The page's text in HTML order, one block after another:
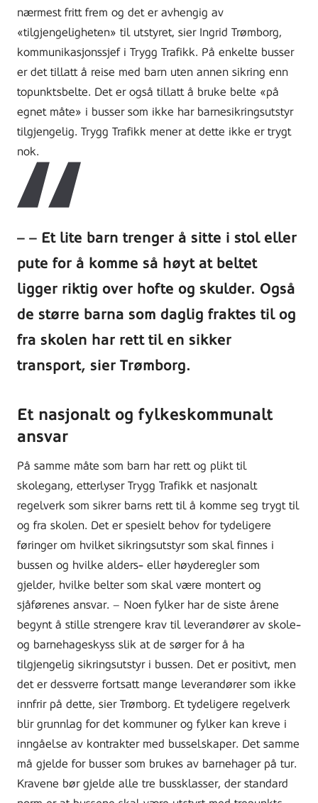
nærmest fritt frem og det er avhengig av
«tilgjengeligheten» til utstyret, sier Ingrid Trømborg,
kommunikasjonssjef i Trygg Trafikk. På enkelte busser
er det tillatt å reise med barn uten annen sikring enn
topunktsbelte. Det er også tillatt å bruke belte «på
egnet måte» i busser som ikke har barnesikringsutstyr
tilgjengelig. Trygg Trafikk mener at dette ikke er trygt
nok.
– Et lite barn trenger å sitte i stol eller
pute for å komme så høyt at beltet
ligger riktig over hofte og skulder. Også
de større barna som daglig fraktes til og
fra skolen har rett til en sikker
transport, sier Trømborg.
Et nasjonalt og fylkeskommunalt
ansvar
På samme måte som barn har rett og plikt til
skolegang, etterlyser Trygg Trafikk et nasjonalt
regelverk som sikrer barns rett til å komme seg trygt til
og fra skolen. Det er spesielt behov for tydeligere
føringer om hvilket sikringsutstyr som skal finnes i
bussen og hvilke alders- eller høyderegler som
gjelder, hvilke belter som skal være montert og
sjåførenes ansvar. – Noen fylker har de siste årene
begynt å stille strengere krav til leverandører av skole-
og barnehageskyss slik at de sørger for å ha
tilgjengelig sikringsutstyr i bussen. Det er positivt, men
det er dessverre fortsatt mange leverandører som ikke
innfrir på dette, sier Trømborg. Et tydeligere regelverk
blir grunnlag for det kommuner og fylker kan kreve i
inngåelse av kontrakter med busselskaper. Det samme
må gjelde for busser som brukes av barnehager på tur.
Kravene bør gjelde alle tre bussklasser, der standard